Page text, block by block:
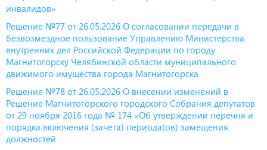
инвалидов»
Решение №77 от 26.05.2026 О согласовании передачи в
безвозмездное пользование Управлению Министерства
внутренних дел Российской Федерации по городу
Магнитогорску Челябинской области муниципального
движимого имущества города Магнитогорска
Решение №78 от 26.05.2026 О внесении изменений в
Решение Магнитогорского городского Собрания депутатов
от 29 ноября 2016 года № 174 «Об утверждении перечня и
порядка включения (зачета) периода(ов) замещения
должностей